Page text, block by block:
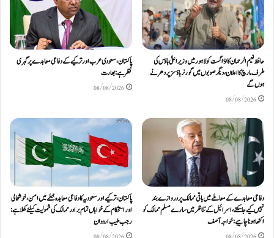
حافظ نعیم الرحمان کا 9 اگست کو لاہور میں وزیر اعلیٰ ہاؤس کی
طرف مارچ کا اعلان، دیگر صوبوں میں گورنر ہاؤسز پر دھرنے
ہوں گے
08/08/2026
پاکستان، سعودی عرب اور ترکیے کے دفاعی معاہدے پر گہری
نظر ہے: بھارت
08/08/2026
دفاعی معاہدےکے معاملے میں باقی ممالک پر دروازے بند
نہیں کیے جاسکتے، اسرائیل کے تناظر میں سارے مسلم ممالک کو
اکٹھا ہونا چاہیے: خواجہ آصف
پاکستان، ترکیے اور سعودیہ کا دفاعی معاہدہ خطے میں امن، خوشحالی
اور استحکام کے خواہاں تمام برادر ممالک کی شمولیت کیلئےکھلا ہے:
رجب طیب اردوان